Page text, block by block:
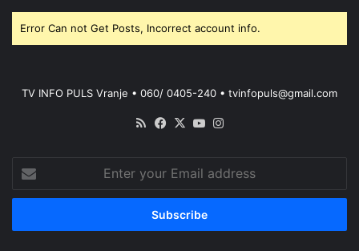
Error Can not Get Posts, Incorrect account info.
TV INFO PULS Vranje • 060/ 0405-240 • tvinfopuls@gmail.com
RSS Facebook
X YouTube
your
Email